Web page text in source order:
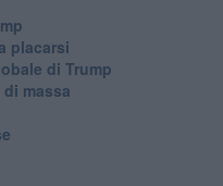
placarsi
di Trump
massa